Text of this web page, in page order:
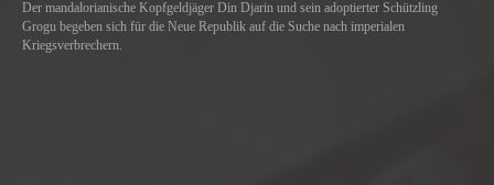
Der mandalorianische Kopfgeldjäger Din Djarin und sein adoptierter Schützling
Grogu begeben sich für die Neue Republik auf die Suche nach imperialen
Kriegsverbrechern.